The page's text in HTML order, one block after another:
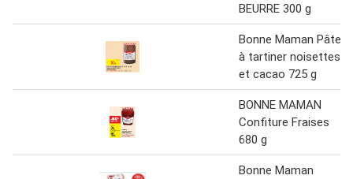
BEURRE 300 g
Bonne Maman Pâte
à tartiner noisettes
et cacao 725 g
BONNE MAMAN
Confiture Fraises
680 g
Bonne Maman